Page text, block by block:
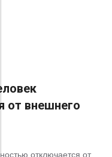
от внешнего